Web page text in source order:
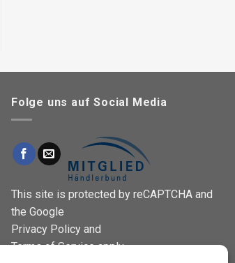
Folge uns auf Social Media
This site is protected by reCAPTCHA and
the Google
Privacy Policy and
Terms of Serviceapply.